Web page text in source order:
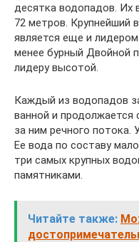
десятка водопадов. Их
72 метров. Крупнейший
является еще и
менее бурный Двойной
лидеру высотой.
Каждый из водопадов
ванной и
за ним речного потока.
Ее вода по составу
три самых крупных
памятниками.
Читайте также: